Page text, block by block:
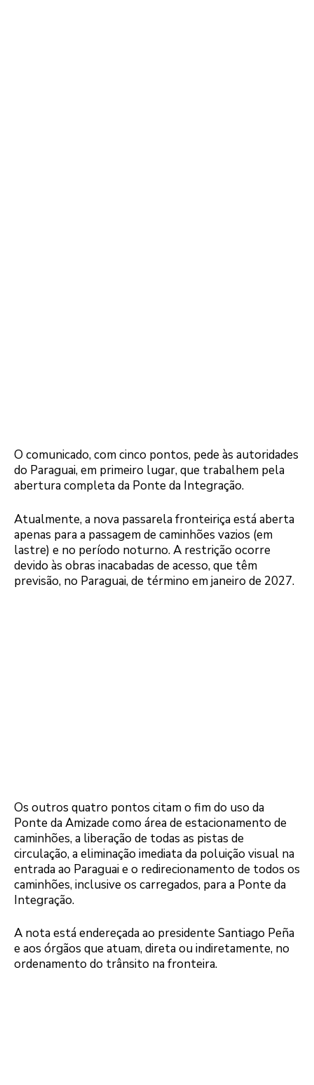
O comunicado, com cinco pontos, pede às autoridades
do Paraguai, em primeiro lugar, que trabalhem pela
abertura completa da Ponte da Integração.
Atualmente, a nova passarela fronteiriça está aberta
apenas para a passagem de caminhões vazios (em
lastre) e no período noturno. A restrição ocorre
devido às obras inacabadas de acesso, que têm
previsão, no Paraguai, de término em janeiro de 2027.
Os outros quatro pontos citam o fim do uso da
Ponte da Amizade como área de estacionamento de
caminhões, a liberação de todas as pistas de
circulação, a eliminação imediata da poluição visual na
entrada ao Paraguai e o redirecionamento de todos os
caminhões, inclusive os carregados, para a Ponte da
Integração.
A nota está endereçada ao presidente Santiago Peña
e aos órgãos que atuam, direta ou indiretamente, no
ordenamento do trânsito na fronteira.